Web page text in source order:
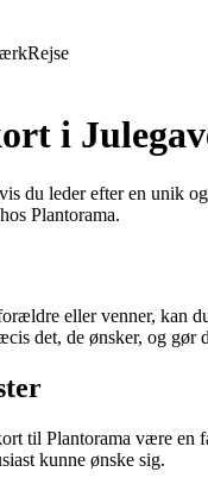
Rejse
i
du leder efter en unik
Plantorama.
eller venner, kan
det, de ønsker, og gør
til Plantorama være
kunne ønske sig.